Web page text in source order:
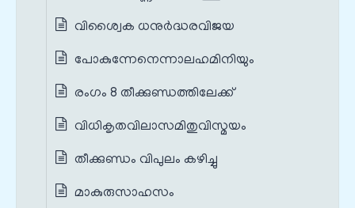
വിശ്വൈക ധനുർദ്ധരവിജയ
പോകുന്നേനെന്നാലഹമിനിയും
രംഗം 8 തീക്കുണ്ഡത്തിലേക്ക്
വിധികൃതവിലാസമിതുവിസ്മയം
തീക്കുണ്ഡം വിപുലം കഴിച്ചു
മാകുരുസാഹസം